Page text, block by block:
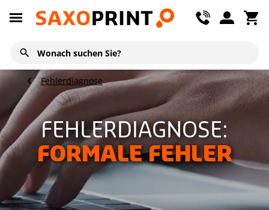
Fehlerdiagnose
FEHLERDIAGNOSE:
FORMALE FEHLER